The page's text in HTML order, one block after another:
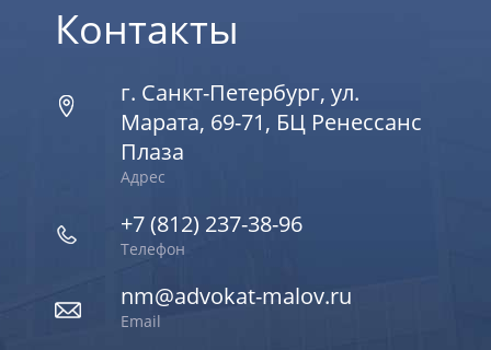
Контакты
г. Санкт-Петербург, ул.
Марата, 69-71, БЦ Ренессанс
Плаза
Адрес
+7 (812) 237-38-96
Телефон
nm@advokat-malov.ru
Email